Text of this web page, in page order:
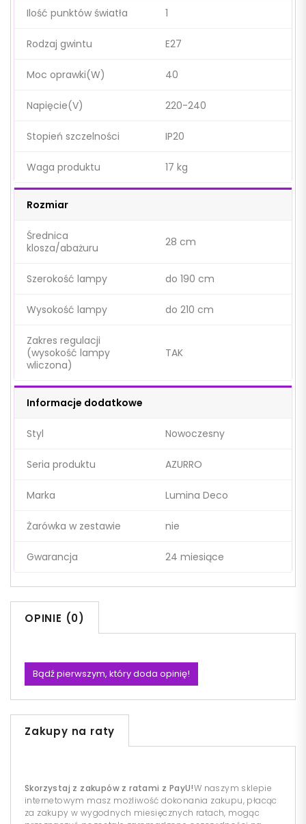
Ilość punktów światła 1
Rodzaj gwintu E27
Moc oprawki(W) 40
Napięcie(V) 220-240
Stopień szczelności IP20
Waga produktu 17 kg
Rozmiar
Średnica
klosza/abażuru
28 cm
Szerokość lampy do 190 cm
Wysokość lampy do 210 cm
Zakres regulacji
(wysokość lampy
wliczona)
TAK
Informacje dodatkowe
Styl Nowoczesny
Seria produktu AZURRO
Marka Lumina Deco
Żarówka w zestawie nie
Gwarancja 24 miesiące
OPINIE (0)
Bądź pierwszym, który doda opinię!
Zakupy na raty
Skorzystaj z zakupów z ratami z PayU!W naszym sklepie
internetowym masz możliwość dokonania zakupu, płacąc
za zakupy w wygodnych miesięcznych ratach, mogąc